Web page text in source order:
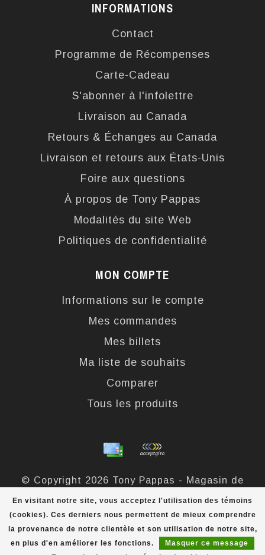
En visitant notre site, vous acceptez l'utilisation des témoins
(cookies). Ces derniers nous permettent de mieux comprendre
la provenance de notre clientèle et son utilisation de notre site,
en plus d'en améliorer les fonctions.
Masquer ce message
INFORMATIONS
Contact
Programme de Récompenses
Carte-Cadeau
S'abonner à l'infolettre
Livraison au Canada
Retours & Échanges au Canada
Livraison et retours aux États-Unis
Foire aux questions
À propos de Tony Pappas
Modalités du site Web
Politiques de confidentialité
MON COMPTE
Informations sur le compte
Mes commandes
Mes billets
Ma liste de souhaits
Comparer
Tous les produits
© Copyright 2026 Tony Pappas - Magasin de
bottes et chaussures - Powered byLightspeed-
Theme byDyvelopment
scores a out of324évaluations at